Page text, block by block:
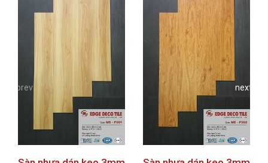
prev next